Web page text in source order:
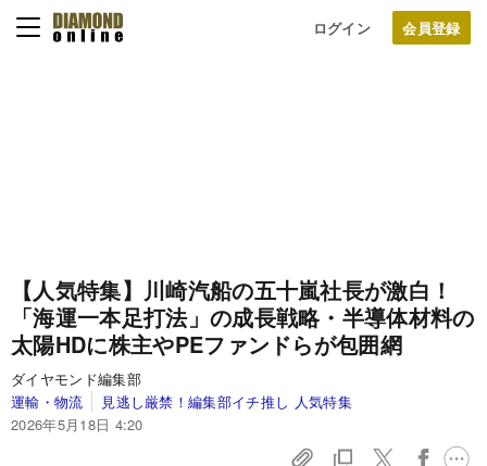
ログイン
【人気特集】川崎汽船の五十嵐社長が激白！
「海運一本足打法」の成長戦略・半導体材料の
太陽HDに株主やPEファンドらが包囲網
ダイヤモンド編集部
運輸・物流
見逃し厳禁！編集部イチ推し 人気特集
2026年5月18日 4:20